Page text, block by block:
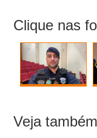
Clique nas
Veja também